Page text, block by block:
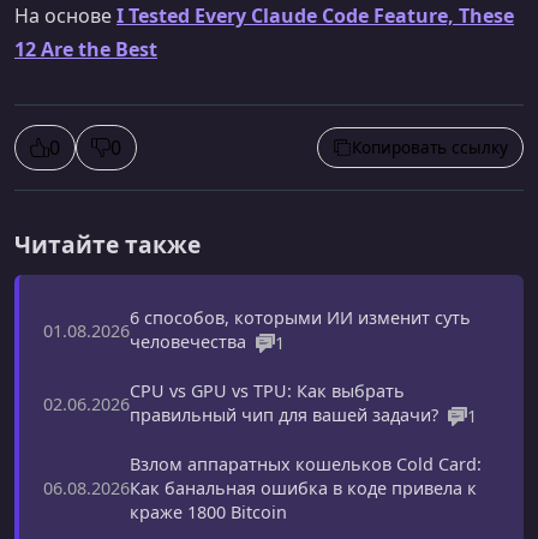
На основеI Tested Every Claude Code Feature, These
12 Are the Best
0 0 Копировать ссылку
Читайте также
01.08.2026
6 способов, которыми ИИ изменит суть
человечества
1
02.06.2026
CPU vs GPU vs TPU: Как выбрать
правильный чип для вашей задачи?
1
06.08.2026
Взлом аппаратных кошельков Cold Card:
Как банальная ошибка в коде привела к
краже 1800 Bitcoin